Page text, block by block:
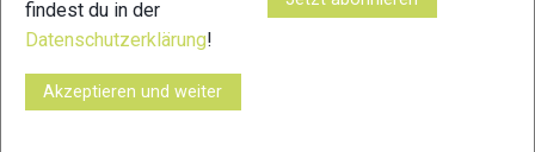
German Trail Running Cup
findest du in der
Datenschutzerklärung!
Akzeptieren und weiter